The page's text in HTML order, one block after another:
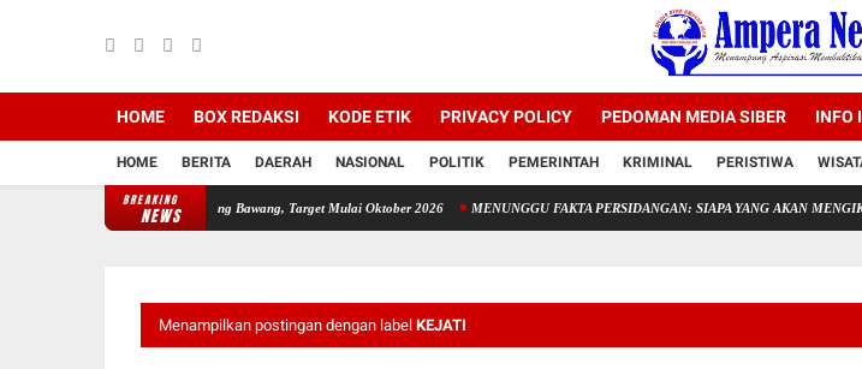
HOME BOX REDAKSI KODE ETIK PRIVACY POLICY PEDOMAN MEDIA SIBER INFO
HOME BERITA DAERAH NASIONAL POLITIK PEMERINTAH KRIMINAL PERISTIWA
BREAKING
NEWS
Akan Dibangun di Tulang Bawang, Target Mulai Oktober 2026 MENUNGGU FAKTA PERSIDANGAN: SIAPA YANG AKAN MENGIKUTI
Menampilkan postingan dengan label KEJATI